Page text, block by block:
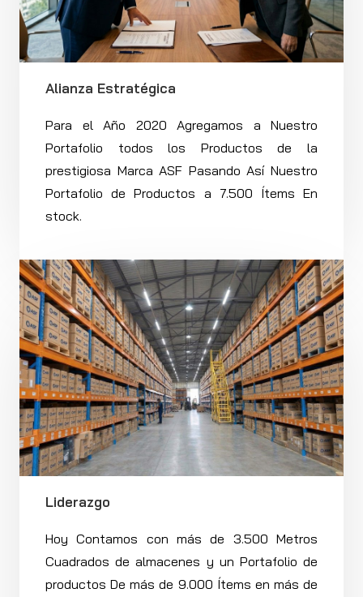
Alianza Estratégica
Para el Año 2020 Agregamos a Nuestro
Portafolio todos los Productos de la
prestigiosa Marca ASF Pasando Así Nuestro
Portafolio de Productos a 7.500 Ítems En
stock.
Liderazgo
Hoy Contamos con más de 3.500 Metros
Cuadrados de almacenes y un Portafolio de
productos De más de 9.000 Ítems en más de